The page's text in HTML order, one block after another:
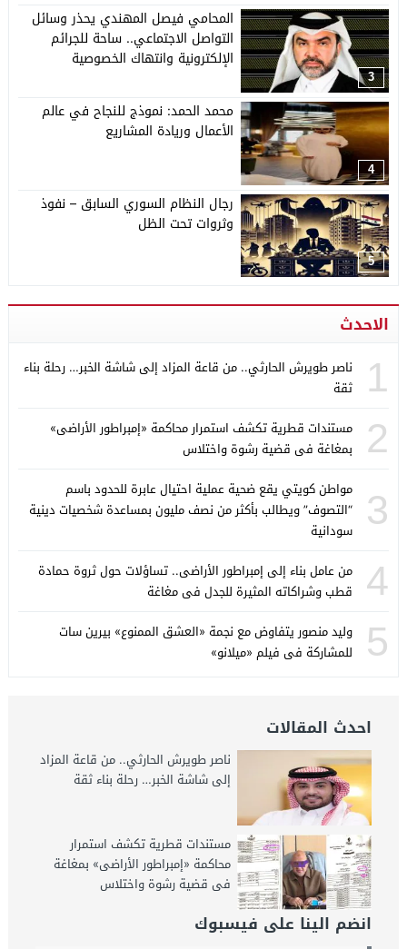
3
المحامي فيصل المهندي يحذر وسائل
التواصل الاجتماعي.. ساحة للجرائم
الإلكترونية وانتهاك الخصوصية
4
محمد الحمد: نموذج للنجاح في عالم
الأعمال وريادة المشاريع
5
رجال النظام السوري السابق – نفوذ
وثروات تحت الظل
الاحدث
1
ناصر طويرش الحارثي.. من قاعة المزاد إلى شاشة الخبر… رحلة بناء
ثقة
2
مستندات قطرية تكشف استمرار محاكمة «إمبراطور الأراضى»
بمغاغة فى قضية رشوة واختلاس
3
مواطن كويتي يقع ضحية عملية احتيال عابرة للحدود باسم
“التصوف” ويطالب بأكثر من نصف مليون بمساعدة شخصيات دينية
سودانية
4
من عامل بناء إلى إمبراطور الأراضى.. تساؤلات حول ثروة حمادة
قطب وشراكاته المثيرة للجدل فى مغاغة
5
وليد منصور يتفاوض مع نجمة «العشق الممنوع» بيرين سات
للمشاركة فى فيلم «ميلانو»
احدث المقالات
ناصر طويرش الحارثي.. من قاعة المزاد
إلى شاشة الخبر… رحلة بناء ثقة
مستندات قطرية تكشف استمرار
محاكمة «إمبراطور الأراضى» بمغاغة
فى قضية رشوة واختلاس
انضم الينا على فيسبوك